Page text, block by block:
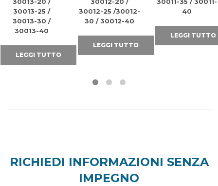
30013-20 /
30013-25 /
30013-30 /
30013-40
LEGGI TUTTO
30012-20 /
30012-25 /30012-
30 / 30012-40
LEGGI TUTTO
30011-35 / 30011-
40
LEGGI TUTTO
RICHIEDI INFORMAZIONI SENZA
IMPEGNO